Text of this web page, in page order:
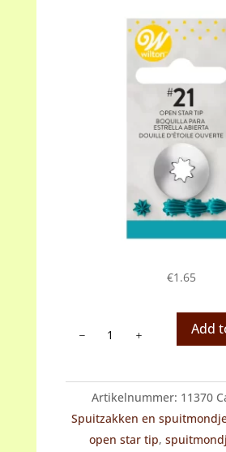
€1.65
spuitmondje
aantal
Add
Artikelnummer: 11370
Spuitzakken en
open star tip,